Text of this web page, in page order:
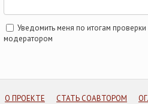
Уведомить меня по итогам проверки
модератором
О ПРОЕКТЕ СТАТЬ СОАВТОРОМ